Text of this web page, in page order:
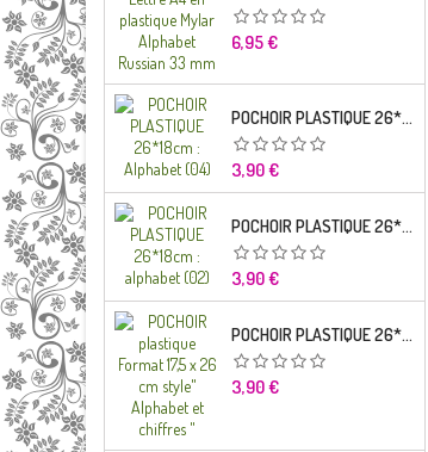
Prix
6,95 €
POCHOIR PLASTIQUE 26*18CM : ALPHABET (04)
Prix
3,90 €
POCHOIR PLASTIQUE 26*18CM : ALPHABET (02)
Prix
3,90 €
POCHOIR PLASTIQUE 26*18CM : ALPHABET (01)
Prix
3,90 €